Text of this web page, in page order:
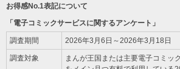
お得感No.1表記について
「電子コミックサービスに関するアンケート」
調査期間 2026年3月6日～2026年3月18日
調査対象
まんが王国または主要電子コミッ